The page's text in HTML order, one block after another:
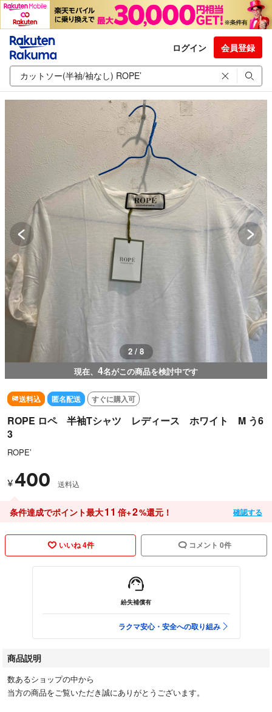
ログイン 会員登録
3 / 8
現在、 4名がこの商品を検討中です
送料込 匿名配送 すぐに購入可
ROPE ロペ 半袖Tシャツ レディース ホワイト M う6
3
ROPE’
¥400 送料込
条件達成でポイント最大11 倍+2%還元！ 確認する
いいね 4件 コメント 0件
紛失補償有
ラクマ安心・安全への取り組み
商品説明
数あるショップの中から
当方の商品をご覧いただき誠にありがとうございます。